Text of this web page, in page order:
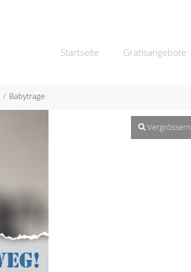
Startseite Gratisangebote
Babytrage
Vergrössern